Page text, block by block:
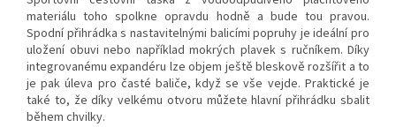
materiálu toho spolkne opravdu hodně a bude tou pravou.
Spodní přihrádka s nastavitelnými balicími popruhy je ideální pro
uložení obuvi nebo například mokrých plavek s ručníkem. Díky
integrovanému expandéru lze objem ještě bleskově rozšířit a to
je pak úleva pro časté baliče, když se vše vejde. Praktické je
také to, že díky velkému otvoru můžete hlavní přihrádku sbalit
během chvilky.